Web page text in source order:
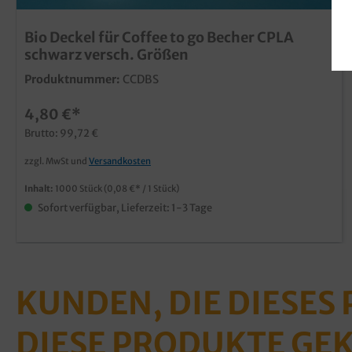
Bio Deckel für Coffee to go Becher CPLA
schwarz versch. Größen
Produktnummer: CCDBS
4,80 €*
Brutto: 99,72 €
zzgl. MwSt und Versandkosten
Inhalt: 1000 Stück (0,08 €* / 1 Stück)
Sofort verfügbar, Lieferzeit: 1-3 Tage
KUNDEN, DIE
DIESE PRODUKTE